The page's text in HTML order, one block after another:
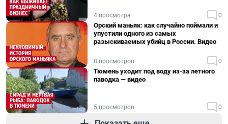
4 просмотра 0
Орский маньяк: как случайно поймали и
упустили одного из самых
разыскиваемых убийц в России. Видео
8 просмотров 0
Тюмень уходит под воду из-за летного
паводка — видео
5 просмотров 0